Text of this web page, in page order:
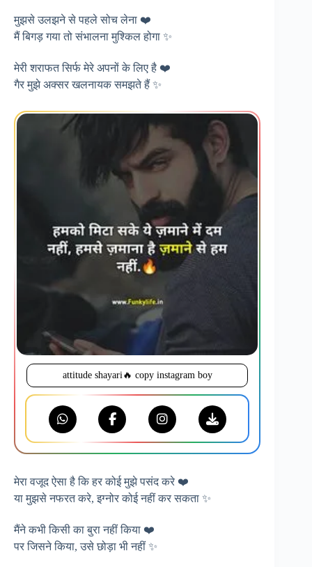
मुझसे उलझने से पहले सोच लेना ❤️
मैं बिगड़ गया तो संभालना मुश्किल होगा ✨
मेरी शराफत सिर्फ मेरे अपनों के लिए है ❤️
गैर मुझे अक्सर खलनायक समझते हैं ✨
attitude shayari🔥 copy instagram boy
मेरा वजूद ऐसा है कि हर कोई मुझे पसंद करे ❤️
या मुझसे नफरत करे, इग्नोर कोई नहीं कर सकता ✨
मैंने कभी किसी का बुरा नहीं किया ❤️
पर जिसने किया, उसे छोड़ा भी नहीं ✨